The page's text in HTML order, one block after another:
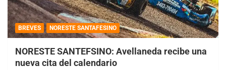
BREVES NORESTE SANTAFESINO
NORESTE SANTEFSINO: Avellaneda recibe una
nueva cita del calendario